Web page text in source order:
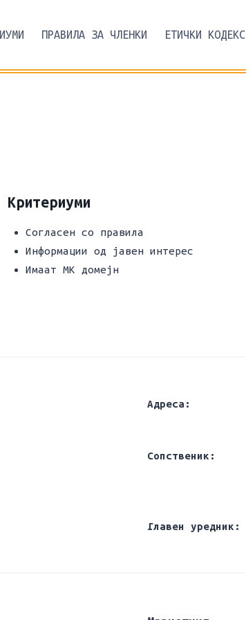
ПРАВИЛА ЗА ЧЛЕНКИ ЕТИЧКИ КОДЕКС
Критериуми
Согласен со правила
Информации од јавен интерес
Имаат МК домејн
Адреса:
Сопственик:
Главен уредник: